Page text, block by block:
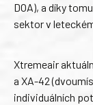
DOA), a díky
sektor v
Xtremeair
a XA-42
individuálních